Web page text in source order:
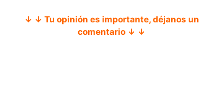
↓ ↓ Tu opinión es importante, déjanos un
comentario ↓ ↓